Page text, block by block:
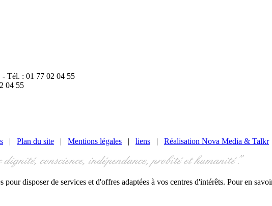
Tél. : 01 77 02 04 55
04 55
| Plan du site | Mentions légales | liens | Réalisation Nova Media & Talkr
disposer de services et d'offres adaptées à vos centres d'intérêts. Pour en